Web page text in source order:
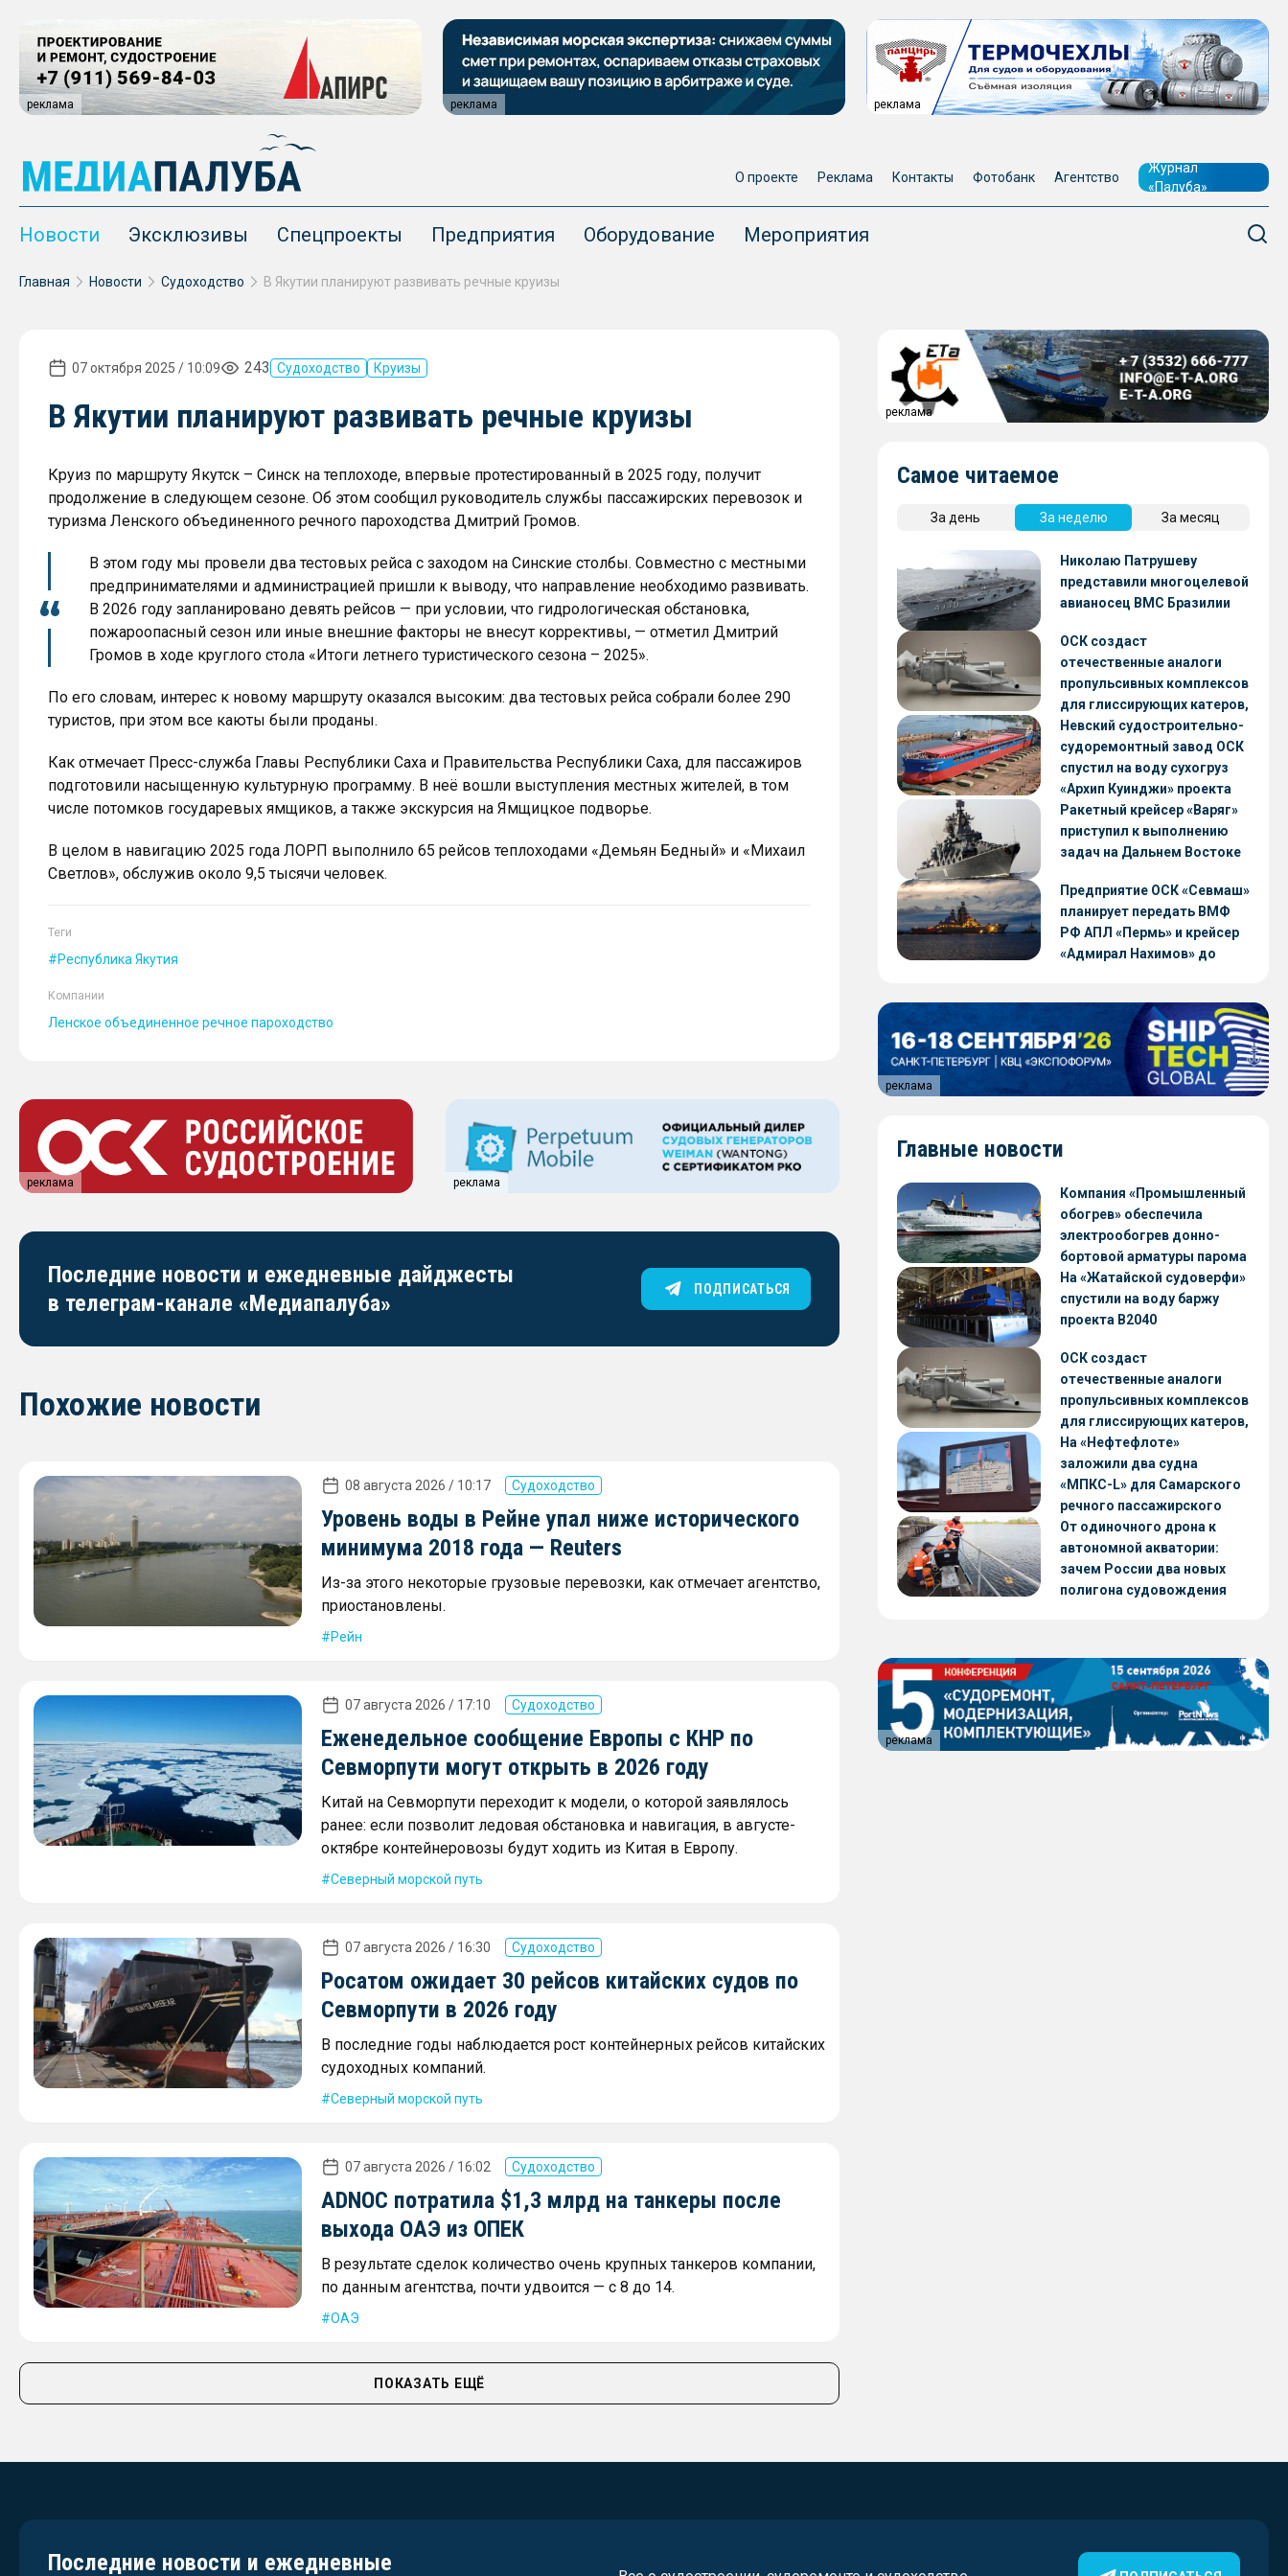
реклама реклама реклама
О проекте Реклама Контакты Фотобанк Агентство
Журнал
«Палуба»
Новости Эксклюзивы Спецпроекты Предприятия Оборудование Мероприятия
Главная Новости Судоходство В Якутии планируют развивать речные круизы
07 октября 2025 / 10:09 243 Судоходство Круизы
В Якутии планируют развивать речные круизы
Круиз по маршруту Якутск – Синск на теплоходе, впервые протестированный в 2025 году, получит
продолжение в следующем сезоне. Об этом сообщил руководитель службы пассажирских перевозок и
туризма Ленского объединенного речного пароходства Дмитрий Громов.
В этом году мы провели два тестовых рейса с заходом на Синские столбы. Совместно с местными
предпринимателями и администрацией пришли к выводу, что направление необходимо развивать.
В 2026 году запланировано девять рейсов — при условии, что гидрологическая обстановка,
пожароопасный сезон или иные внешние факторы не внесут коррективы, — отметил Дмитрий
Громов в ходе круглого стола «Итоги летнего туристического сезона – 2025».
По его словам, интерес к новому маршруту оказался высоким: два тестовых рейса собрали более 290
туристов, при этом все каюты были проданы.
Как отмечает Пресс-служба Главы Республики Саха и Правительства Республики Саха, для пассажиров
подготовили насыщенную культурную программу. В неё вошли выступления местных жителей, в том
числе потомков государевых ямщиков, а также экскурсия на Ямщицкое подворье.
В целом в навигацию 2025 года ЛОРП выполнило 65 рейсов теплоходами «Демьян Бедный» и «Михаил
Светлов», обслужив около 9,5 тысячи человек.
Теги
Республика Якутия
Компании
Ленское объединенное речное пароходство
реклама реклама
Последние новости и ежедневные дайджесты
в телеграм-канале «Медиапалуба»
ПОДПИСАТЬСЯ
Похожие новости
08 августа 2026 / 10:17 Судоходство
Уровень воды в Рейне упал ниже исторического
минимума 2018 года — Reuters
Из-за этого некоторые грузовые перевозки, как отмечает агентство,
приостановлены.
Рейн
07 августа 2026 / 17:10 Судоходство
Еженедельное сообщение Европы с КНР по
Севморпути могут открыть в 2026 году
Китай на Севморпути переходит к модели, о которой заявлялось
ранее: если позволит ледовая обстановка и навигация, в августе-
октябре контейнеровозы будут ходить из Китая в Европу.
Северный морской путь
07 августа 2026 / 16:30 Судоходство
Росатом ожидает 30 рейсов китайских судов по
Севморпути в 2026 году
В последние годы наблюдается рост контейнерных рейсов китайских
судоходных компаний.
Северный морской путь
07 августа 2026 / 16:02 Судоходство
ADNOC потратила $1,3 млрд на танкеры после
выхода ОАЭ из ОПЕК
В результате сделок количество очень крупных танкеров компании,
по данным агентства, почти удвоится — с 8 до 14.
ОАЭ
ПОКАЗАТЬ ЕЩЁ
реклама
Самое читаемое
За день За неделю За месяц
Николаю Патрушеву
представили многоцелевой
авианосец ВМС Бразилии
ОСК создаст
отечественные аналоги
пропульсивных комплексов
для глиссирующих катеров,
скоростных судов и судов с
малой осадкой
Невский судостроительно-
судоремонтный завод ОСК
спустил на воду сухогруз
«Архип Куинджи» проекта
RSD59
Ракетный крейсер «Варяг»
приступил к выполнению
задач на Дальнем Востоке
Предприятие ОСК «Севмаш»
планирует передать ВМФ
РФ АПЛ «Пермь» и крейсер
«Адмирал Нахимов» до
реклама
Главные новости
Компания «Промышленный
обогрев» обеспечила
электрообогрев донно-
бортовой арматуры парома
«Петропавловск» проекта
CNF22
На «Жатайской судоверфи»
спустили на воду баржу
проекта В2040
ОСК создаст
отечественные аналоги
пропульсивных комплексов
для глиссирующих катеров,
скоростных судов и судов с
малой осадкой
На «Нефтефлоте»
заложили два судна
«МПКС-L» для Самарского
речного пассажирского
предприятия
От одиночного дрона к
автономной акватории:
зачем России два новых
полигона судовождения
реклама
Последние новости и ежедневные